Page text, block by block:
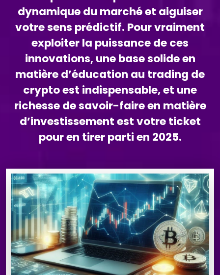
dynamique du marché et aiguiser
votre sens prédictif. Pour vraiment
exploiter la puissance de ces
innovations, une base solide en
matière d’éducation au trading de
crypto est indispensable, et une
richesse de savoir-faire en matière
d’investissement est votre ticket
pour en tirer parti en 2025.